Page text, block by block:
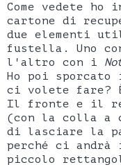
Come vedete
cartone di
due elementi
fustella. Uno
l'altro con i
Ho poi
ci volete fare?
Il fronte e il
(con la colla a
di lasciare la
perché ci
piccolo